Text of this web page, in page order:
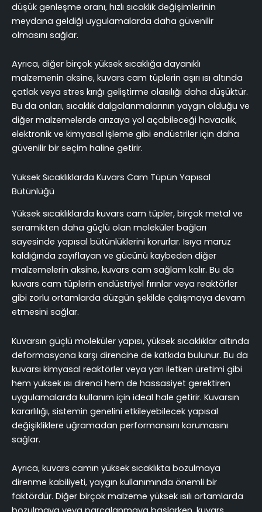
düşük genleşme oranı, hızlı sıcaklık değişimlerinin
meydana geldiği uygulamalarda daha güvenilir
olmasını sağlar.
Ayrıca, diğer birçok yüksek sıcaklığa dayanıklı
malzemenin aksine, kuvars cam tüplerin aşırı ısı altında
çatlak veya stres kırığı geliştirme olasılığı daha düşüktür.
Bu da onları, sıcaklık dalgalanmalarının yaygın olduğu ve
diğer malzemelerde arızaya yol açabileceği havacılık,
elektronik ve kimyasal işleme gibi endüstriler için daha
güvenilir bir seçim haline getirir.
Yüksek Sıcaklıklarda Kuvars Cam Tüpün Yapısal
Bütünlüğü
Yüksek sıcaklıklarda kuvars cam tüpler, birçok metal ve
seramikten daha güçlü olan moleküler bağları
sayesinde yapısal bütünlüklerini korurlar. Isıya maruz
kaldığında zayıflayan ve gücünü kaybeden diğer
malzemelerin aksine, kuvars cam sağlam kalır. Bu da
kuvars cam tüplerin endüstriyel fırınlar veya reaktörler
gibi zorlu ortamlarda düzgün şekilde çalışmaya devam
etmesini sağlar.
Kuvarsın güçlü moleküler yapısı, yüksek sıcaklıklar altında
deformasyona karşı direncine de katkıda bulunur. Bu da
kuvarsı kimyasal reaktörler veya yarı iletken üretimi gibi
hem yüksek ısı direnci hem de hassasiyet gerektiren
uygulamalarda kullanım için ideal hale getirir. Kuvarsın
kararlılığı, sistemin genelini etkileyebilecek yapısal
değişikliklere uğramadan performansını korumasını
sağlar.
Ayrıca, kuvars camın yüksek sıcaklıkta bozulmaya
direnme kabiliyeti, yaygın kullanımında önemli bir
faktördür. Diğer birçok malzeme yüksek ısılı ortamlarda